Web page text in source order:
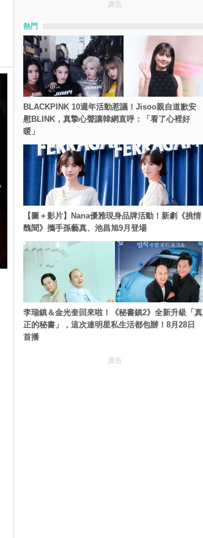
廣告
熱門
BLACKPINK 10週年活動惹議！Jisoo親自道歉安
慰BLINK，真摯心聲讓韓網直呼：「看了心裡好
暖」
【圖＋影片】Nana優雅現身品牌活動！新劇《挑情
醜聞》攜手孫藝真、池昌旭9月登場
李瑞鎮＆金光奎回來啦！《秘書鎮2》全新升級「真
正的秘書」，這次連明星私生活都包辦！8月28日
首播
廣告